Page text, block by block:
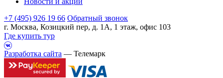
+7 (495) 926 19 66 Обратный звонок
г. Москва, Козицкий пер, д. 1А, 1 этаж, офис 103
Где купить тур
Разработка сайта — Телемарк